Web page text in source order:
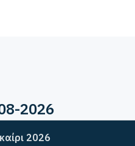
2026
2026